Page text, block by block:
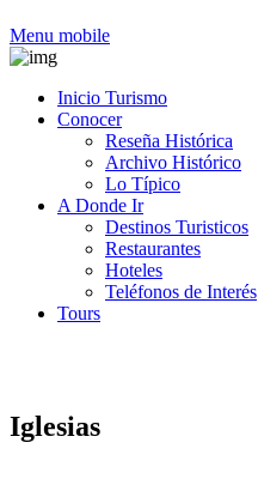
Menu mobile
Inicio Turismo
Conocer
Reseña Histórica
Archivo Histórico
Lo Típico
A Donde Ir
Destinos Turisticos
Restaurantes
Hoteles
Teléfonos de Interés
Tours
Iglesias